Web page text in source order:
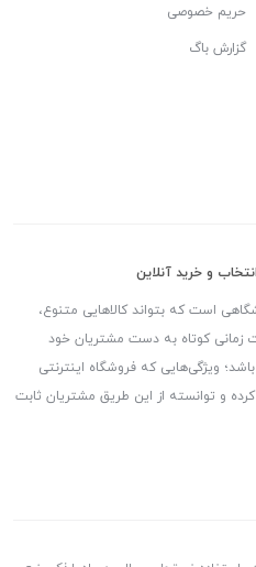
حریم خصوصی
گزارش باگ
و خرید آنلاین
است که بتواند کالاهایی متنوع،
زمانی کوتاه به دست مشتریان خود
ویژگی‌هایی که فروشگاه اینترنتی
و توانسته از این طریق مشتریان ثابت